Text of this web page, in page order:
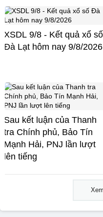
XSDL 9/8 - Kết quả xổ số
Đà Lạt hôm nay 9/8/2026
Sau kết luận của Thanh
tra Chính phủ, Bảo Tín
Mạnh Hải, PNJ lần lượt
lên tiếng